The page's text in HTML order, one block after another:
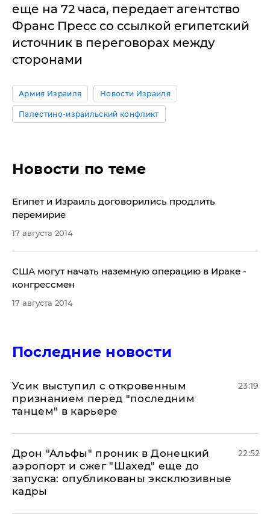
еще на 72 часа, передает агентство
Франс Пресс со ссылкой египетский
источник в переговорах между
сторонами
Армия Израиля Новости Израиля
Палестино-израильский конфликт
Новости по теме
Египет и Израиль договорились продлить
перемирие
17 августа 2014
США могут начать наземную операцию в Ираке -
конгрессмен
17 августа 2014
Последние новости
Усик выступил с откровенным
признанием перед "последним
танцем" в карьере
23:19
Дрон "Альфы" проник в Донецкий
аэропорт и сжег "Шахед" еще до
запуска: опубликованы эксклюзивные
кадры
22:52